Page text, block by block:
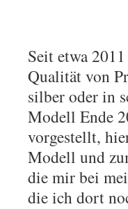
Seit etwa
Qualität von
silber oder in
Modell Ende
vorgestellt,
Modell und
die mir bei
die ich dort